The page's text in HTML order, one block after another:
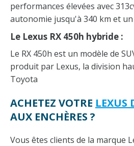
performances élevées avec
autonomie jusqu'à 340 km et
Le Lexus RX 450h hybride :
Le RX 450h est un modèle de
produit par Lexus, la division
Toyota
ACHETEZ VOTRE LEXUS
AUX ENCHÈRES ?
Vous êtes clients de la marque